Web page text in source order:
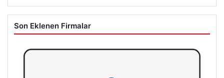
Son Eklenen Firmalar